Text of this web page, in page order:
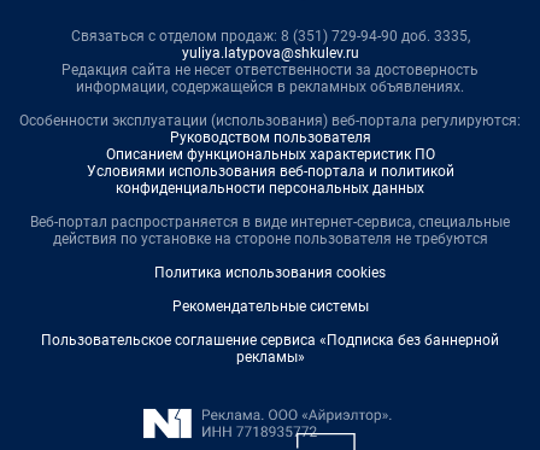
Связаться с отделом продаж: 8 (351) 729-94-90 доб. 3335,
yuliya.latypova@shkulev.ru
Редакция сайта не несет ответственности за достоверность
информации, содержащейся в рекламных объявлениях.
Особенности эксплуатации (использования) веб-портала регулируются:
Руководством пользователя
Описанием функциональных характеристик ПО
Условиями использования веб-портала и политикой
конфиденциальности персональных данных
Веб-портал распространяется в виде интернет-сервиса, специальные
действия по установке на стороне пользователя не требуются
Политика использования cookies
Рекомендательные системы
Пользовательское соглашение сервиса «Подписка без баннерной
рекламы»